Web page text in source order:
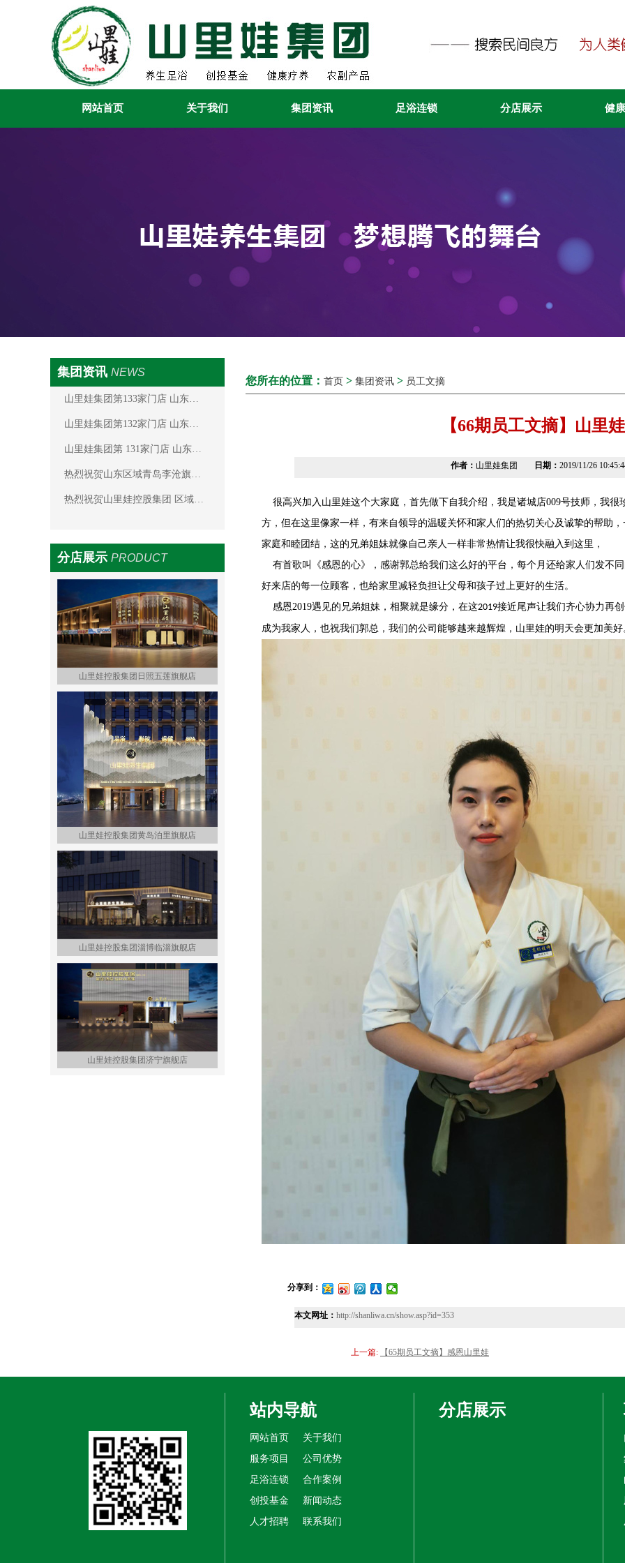
网站首页 关于我们 集团资讯 足浴连锁 分店展示 健
集团资讯 NEWS
山里娃集团第133家门店 山东…
山里娃集团第132家门店 山东…
山里娃集团第 131家门店 山东…
热烈祝贺山东区域青岛李沧旗…
热烈祝贺山里娃控股集团 区域…
分店展示 PRODUCT
山里娃控股集团日照五莲旗舰店
山里娃控股集团黄岛泊里旗舰店
山里娃控股集团淄博临淄旗舰店
山里娃控股集团济宁旗舰店
您所在的位置： 首页 > 集团资讯 > 员工文摘
【66期员工文摘】山里
作者： 山里娃集团 日期： 2019/11/26
很高兴加入山里娃这个大家庭，首先做下自我介绍，我是诸城店009号技师，我很
方，但在这里像家一样，有来自领导的温暖关怀和家人们的热切关心及诚挚的帮助
家庭和睦团结，这的兄弟姐妹就像自己亲人一样非常热情让我很快融入到这里，
有首歌叫《感恩的心》，感谢郭总给我们这么好的平台，每个月还给家人们发不
好来店的每一位顾客，也给家里减轻负担让父母和孩子过上更好的生活。
感恩2019遇见的兄弟姐妹，相聚就是缘分，在这2019接近尾声让我们齐心协力再
成为我家人，也祝我们郭总，我们的公司能够越来越辉煌，山里娃的明天会更加美好
分享到：
本文网址： http://shanliwa.cn/show.asp?id=353
上一篇: 【65期员工文摘】感恩山里娃
站内导航
网站首页
关于我们
服务项目
公司优势
足浴连锁
合作案例
创投基金
新闻动态
人才招聘
联系我们
分店展示